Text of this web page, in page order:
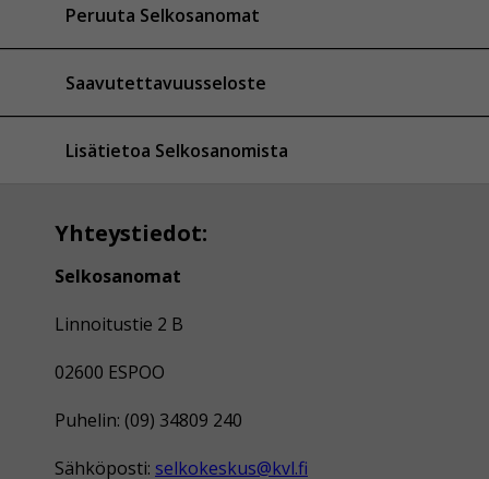
Peruuta Selkosanomat
Saavutettavuusseloste
Lisätietoa Selkosanomista
Yhteystiedot:
Selkosanomat
Linnoitustie 2 B
02600 ESPOO
Puhelin: (09) 34809 240
Sähköposti: selkokeskus@kvl.fi